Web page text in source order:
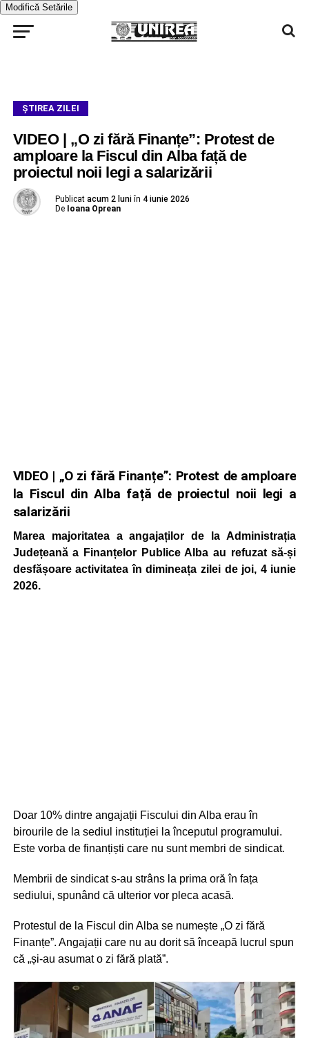
Modifică Setările
ŞTIREA ZILEI
VIDEO | „O zi fără Finanțe”: Protest de
amploare la Fiscul din Alba față de
proiectul noii legi a salarizării
Publicat acum 2 luni în 4 iunie 2026
De Ioana Oprean
VIDEO | „O zi fără Finanțe”: Protest de amploare
la Fiscul din Alba față de proiectul noii legi a
salarizării
Marea majoritatea a angajaților de la Administrația
Județeană a Finanțelor Publice Alba au refuzat să-și
desfășoare activitatea în dimineața zilei de joi, 4 iunie
2026.
Doar 10% dintre angajații Fiscului din Alba erau în
birourile de la sediul instituției la începutul programului.
Este vorba de finanțiști care nu sunt membri de sindicat.
Membrii de sindicat s-au strâns la prima oră în fața
sediului, spunând că ulterior vor pleca acasă.
Protestul de la Fiscul din Alba se numește „O zi fără
Finanțe”. Angajații care nu au dorit să înceapă lucrul spun
că „și-au asumat o zi fără plată”.